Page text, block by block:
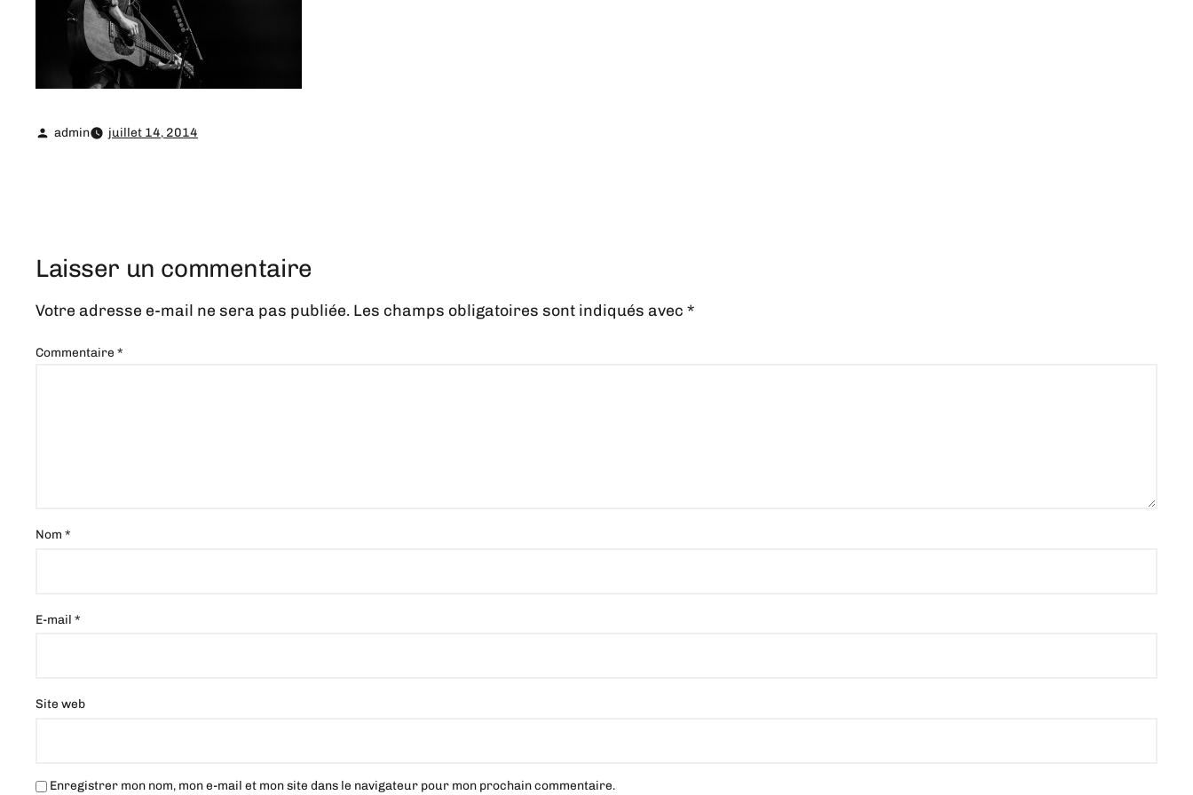
admin juillet 14, 2014
Laisser un commentaire
Votre adresse e-mail ne sera pas publiée. Les champs obligatoires sont indiqués avec *
Commentaire *
Nom *
E-mail *
Site web
Enregistrer mon nom, mon e-mail et mon site dans le navigateur pour mon prochain commentaire.